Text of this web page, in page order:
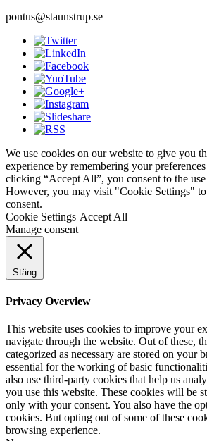
pontus@staunstrup.se
We use cookies on our website to give you
experience by remembering your
clicking “Accept All”, you consent to the
However, you may visit "Cookie Settings"
consent.
Cookie Settings Accept All
Manage consent
Stäng
Privacy Overview
This website uses cookies to improve your
navigate through the website. Out of these,
categorized as necessary are stored on your
essential for the working of basic
also use third-party cookies that help us
you use this website. These cookies will be
only with your consent. You also have the
cookies. But opting out of some of these
browsing experience.